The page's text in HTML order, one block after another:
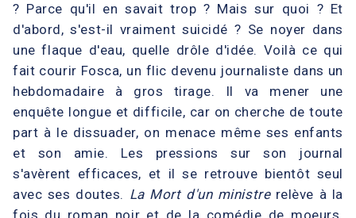
? Parce qu'il en savait trop ? Mais sur quoi ? Et
d'abord, s'est-il vraiment suicidé ? Se noyer dans
une flaque d'eau, quelle drôle d'idée. Voilà ce qui
fait courir Fosca, un flic devenu journaliste dans un
hebdomadaire à gros tirage. Il va mener une
enquête longue et difficile, car on cherche de toute
part à le dissuader, on menace même ses enfants
et son amie. Les pressions sur son journal
s'avèrent efficaces, et il se retrouve bientôt seul
avec ses doutes. La Mort d'un ministrerelève à la